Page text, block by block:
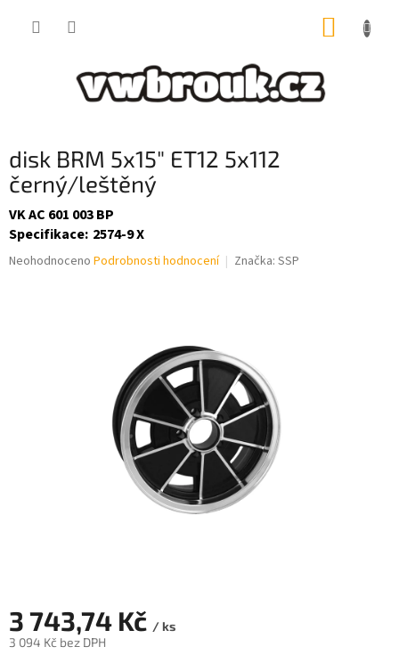
disk BRM 5x15" ET12 5x112
černý/leštěný
VK AC 601 003 BP
Specifikace: 2574-9 X
Průměrné
Neohodnoceno Podrobnosti hodnocení Značka: SSP
3 743,74 Kč / ks
3 094 Kč bez DPH